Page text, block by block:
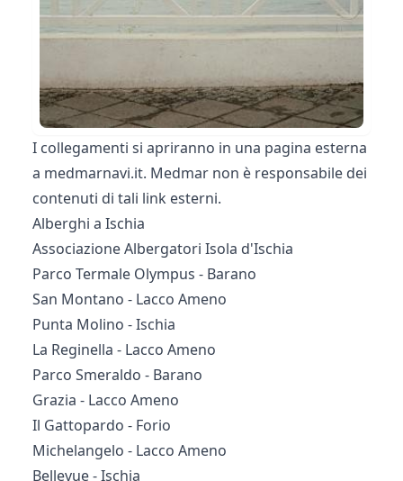
I collegamenti si apriranno in una pagina esterna
a medmarnavi.it. Medmar non è responsabile dei
contenuti di tali link esterni.
Alberghi a Ischia
Associazione Albergatori Isola d'Ischia
Parco Termale Olympus - Barano
San Montano - Lacco Ameno
Punta Molino - Ischia
La Reginella - Lacco Ameno
Parco Smeraldo - Barano
Grazia - Lacco Ameno
Il Gattopardo - Forio
Michelangelo - Lacco Ameno
Bellevue - Ischia